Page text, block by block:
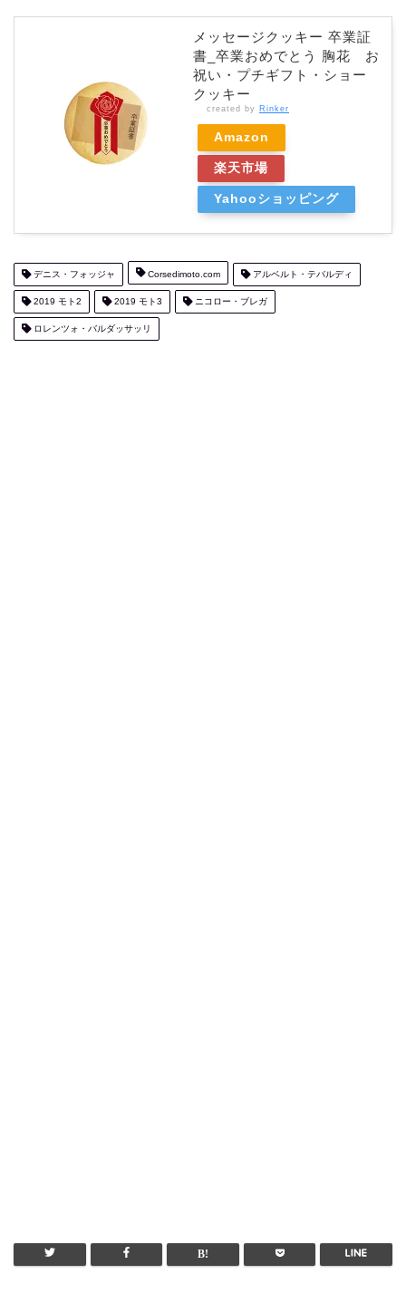
メッセージクッキー 卒業証
書_卒業おめでとう 胸花 お
祝い・プチギフト・ショー
クッキー
created by Rinker
Amazon
楽天市場
Yahooショッピング
デニス・フォッジャ Corsedimoto.com アルベルト・テバルディ
2019 モト2 2019 モト3 ニコロー・ブレガ
ロレンツォ・バルダッサッリ